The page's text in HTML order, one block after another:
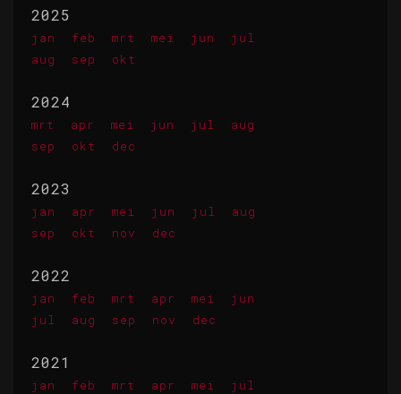
2025
jan feb mrt mei jun
jul
aug
sep okt
2024
mrt apr mei jun jul
aug
sep
okt dec
2023
jan apr mei jun jul
aug
sep
okt nov dec
2022
jan feb mrt apr mei
jun
jul
aug sep nov dec
2021
jan feb mrt apr mei
jul